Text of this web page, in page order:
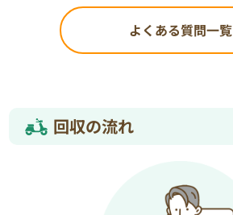
よくある質問一覧
回収の流れ